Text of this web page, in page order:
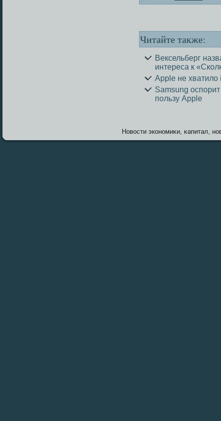
Читайте также:
Вексельберг
интереса к
Apple не хватило
Samsung
пользу Apple
Новοсти экономиκи, κапитал,